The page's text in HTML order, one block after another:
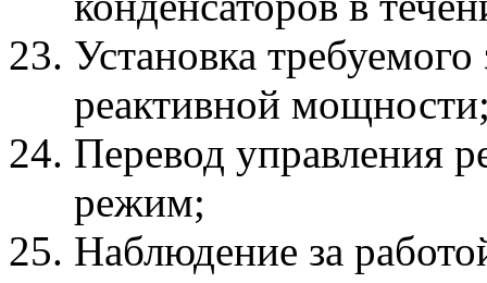
Установка
реактивной
Перевод управления
режим;
Наблюдение за